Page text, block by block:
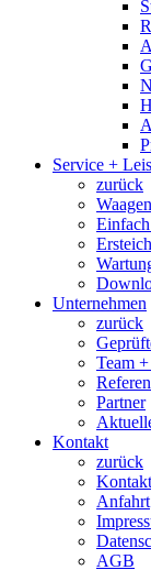
Service +
zurück
Unternehmen
zurück
Team
Partner
Kontakt
zurück
Anfahrt
AGB